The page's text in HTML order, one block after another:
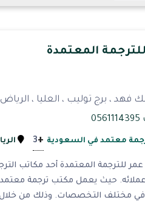
المعتمدة
معتمد في السعودية +
3
للترجمة المعتمدة أحد مكاتب
حيث يعمل مكتب ترجمة معتمد
في مختلف التخصصات. وذلك من